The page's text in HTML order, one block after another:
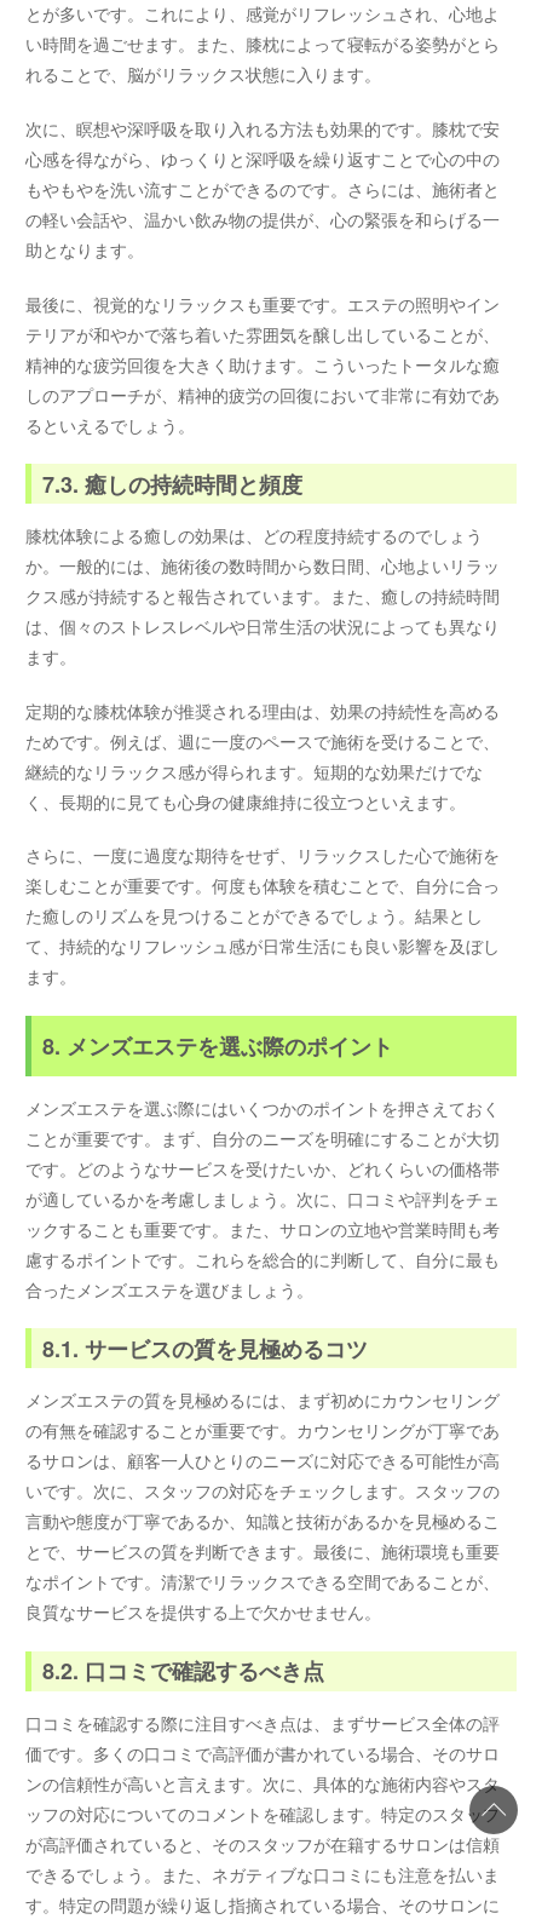
とが多いです。これにより、感覚がリフレッシュされ、心地よ
い時間を過ごせます。また、膝枕によって寝転がる姿勢がとら
れることで、脳がリラックス状態に入ります。
次に、瞑想や深呼吸を取り入れる方法も効果的です。膝枕で安
心感を得ながら、ゆっくりと深呼吸を繰り返すことで心の中の
もやもやを洗い流すことができるのです。さらには、施術者と
の軽い会話や、温かい飲み物の提供が、心の緊張を和らげる一
助となります。
最後に、視覚的なリラックスも重要です。エステの照明やイン
テリアが和やかで落ち着いた雰囲気を醸し出していることが、
精神的な疲労回復を大きく助けます。こういったトータルな癒
しのアプローチが、精神的疲労の回復において非常に有効であ
るといえるでしょう。
7.3. 癒しの持続時間と頻度
膝枕体験による癒しの効果は、どの程度持続するのでしょう
か。一般的には、施術後の数時間から数日間、心地よいリラッ
クス感が持続すると報告されています。また、癒しの持続時間
は、個々のストレスレベルや日常生活の状況によっても異なり
ます。
定期的な膝枕体験が推奨される理由は、効果の持続性を高める
ためです。例えば、週に一度のペースで施術を受けることで、
継続的なリラックス感が得られます。短期的な効果だけでな
く、長期的に見ても心身の健康維持に役立つといえます。
さらに、一度に過度な期待をせず、リラックスした心で施術を
楽しむことが重要です。何度も体験を積むことで、自分に合っ
た癒しのリズムを見つけることができるでしょう。結果とし
て、持続的なリフレッシュ感が日常生活にも良い影響を及ぼし
ます。
8. メンズエステを選ぶ際のポイント
メンズエステを選ぶ際にはいくつかのポイントを押さえておく
ことが重要です。まず、自分のニーズを明確にすることが大切
です。どのようなサービスを受けたいか、どれくらいの価格帯
が適しているかを考慮しましょう。次に、口コミや評判をチェ
ックすることも重要です。また、サロンの立地や営業時間も考
慮するポイントです。これらを総合的に判断して、自分に最も
合ったメンズエステを選びましょう。
8.1. サービスの質を見極めるコツ
メンズエステの質を見極めるには、まず初めにカウンセリング
の有無を確認することが重要です。カウンセリングが丁寧であ
るサロンは、顧客一人ひとりのニーズに対応できる可能性が高
いです。次に、スタッフの対応をチェックします。スタッフの
言動や態度が丁寧であるか、知識と技術があるかを見極めるこ
とで、サービスの質を判断できます。最後に、施術環境も重要
なポイントです。清潔でリラックスできる空間であることが、
良質なサービスを提供する上で欠かせません。
8.2. 口コミで確認するべき点
口コミを確認する際に注目すべき点は、まずサービス全体の評
価です。多くの口コミで高評価が書かれている場合、そのサロ
ンの信頼性が高いと言えます。次に、具体的な施術内容やスタ
ッフの対応についてのコメントを確認します。特定のスタッフ
が高評価されていると、そのスタッフが在籍するサロンは信頼
できるでしょう。また、ネガティブな口コミにも注意を払いま
す。特定の問題が繰り返し指摘されている場合、そのサロンに